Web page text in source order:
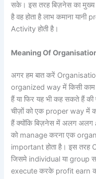
सके। इस तरह बिज़नेस का मुख्य
है वह होता है लाभ कमाना
Activity होती है।
Meaning Of
अगर हम बात करें
organized way में किसी
हैं या फिर यह भी कह सकते हैं
चीज़ों को एक proper way में
हैं क्योंकि बिज़नेस में अलग अलग
को manage करना एक
important होता है। इस तरह
जिसमे individual या group
execute करके profit earn